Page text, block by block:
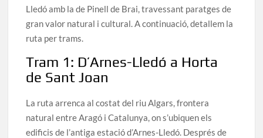
Lledó amb la de Pinell de Brai, travessant paratges de
gran valor natural i cultural. A continuació, detallem la
ruta per trams.
Tram 1: D’Arnes-Lledó a Horta
de Sant Joan
La ruta arrenca al costat del riu Algars, frontera
natural entre Aragó i Catalunya, on s’ubiquen els
edificis de l’antiga estació d’Arnes-Lledó. Després de